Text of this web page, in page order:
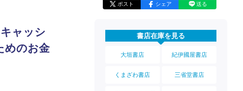
ポスト シェア 送る
ャッシ
めのお金
書店在庫を見る
大垣書店 紀伊國屋書店
くまざわ書店 三省堂書店